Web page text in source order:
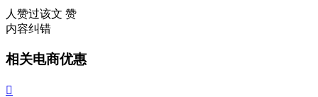
人赞过该文 赞
内容纠错
相关电商优惠
